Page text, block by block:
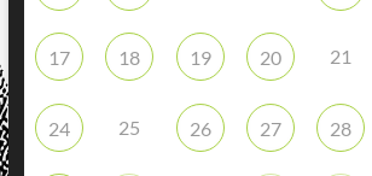
17 18 19 20 21
24 25 26 27 28